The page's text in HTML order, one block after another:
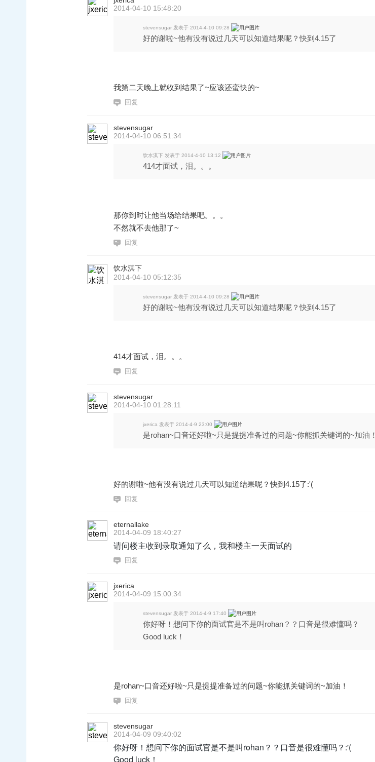
2014-04-10 15:48:20
stevensugar 发表于 2014-4-10 09:28
好的谢啦~他有没有说过几天可以知道结果呢？快到4.15了
我第二天晚上就收到结果了~应该还蛮快的~
回复
stevensugar
2014-04-10 06:51:34
饮水淇下 发表于 2014-4-10 13:12
414才面试，泪。。。
那你到时让他当场给结果吧。。。
不然就不去他那了~
回复
饮水淇下
2014-04-10 05:12:35
stevensugar 发表于 2014-4-10 09:28
好的谢啦~他有没有说过几天可以知道结果呢？快到4.15了
414才面试，泪。。。
回复
stevensugar
2014-04-10 01:28:11
jxerica 发表于 2014-4-9 23:00
是rohan~口音还好啦~只是提提准备过的问题~你能抓关键词的~加油！
好的谢啦~他有没有说过几天可以知道结果呢？快到4.15了:'(
回复
eternallake
2014-04-09 18:40:27
请问楼主收到录取通知了么，我和楼主一天面试的
回复
jxerica
2014-04-09 15:00:34
stevensugar 发表于 2014-4-9 17:40
你好呀！想问下你的面试官是不是叫rohan？？口音是很难懂吗？
Good luck！
是rohan~口音还好啦~只是提提准备过的问题~你能抓关键词的~加油！
回复
stevensugar
2014-04-09 09:40:02
你好呀！想问下你的面试官是不是叫rohan？？口音是很难懂吗？:'(
Good luck！